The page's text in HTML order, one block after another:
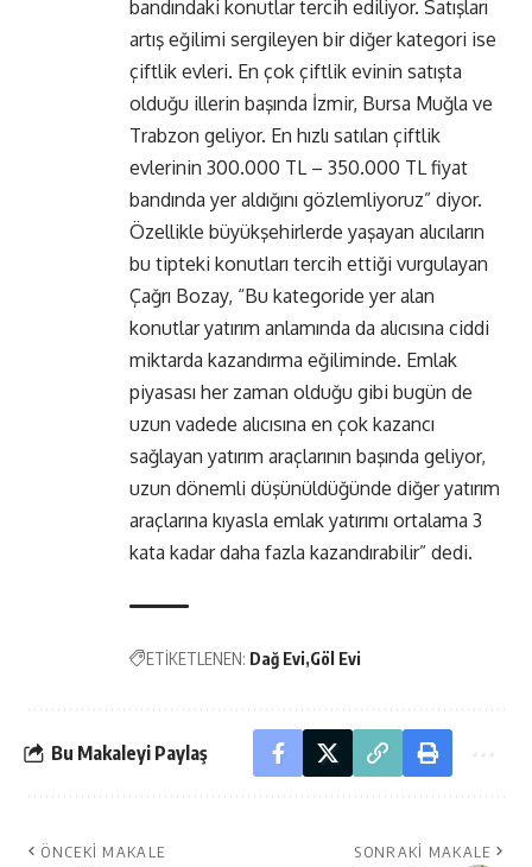
bandındaki konutlar tercih ediliyor. Satışları
artış eğilimi sergileyen bir diğer kategori ise
çiftlik evleri. En çok çiftlik evinin satışta
olduğu illerin başında İzmir, Bursa Muğla ve
Trabzon geliyor. En hızlı satılan çiftlik
evlerinin 300.000 TL – 350.000 TL fiyat
bandında yer aldığını gözlemliyoruz” diyor.
Özellikle büyükşehirlerde yaşayan alıcıların
bu tipteki konutları tercih ettiği vurgulayan
Çağrı Bozay, “Bu kategoride yer alan
konutlar yatırım anlamında da alıcısına ciddi
miktarda kazandırma eğiliminde. Emlak
piyasası her zaman olduğu gibi bugün de
uzun vadede alıcısına en çok kazancı
sağlayan yatırım araçlarının başında geliyor,
uzun dönemli düşünüldüğünde diğer yatırım
araçlarına kıyasla emlak yatırımı ortalama 3
kata kadar daha fazla kazandırabilir” dedi.
ETİKETLENEN: Dağ Evi Göl Evi
Bu Makaleyi Paylaş
ÖNCEKI MAKALE SONRAKI MAKALE